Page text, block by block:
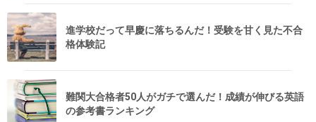
進学校だって早慶に落ちるんだ！受験を甘く見た不合
格体験記
難関大合格者50人がガチで選んだ！成績が伸びる英語
の参考書ランキング